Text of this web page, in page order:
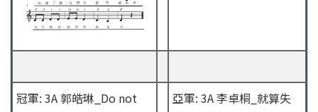
冠軍: 3A 郭皓琳_Do not
亞軍: 3A 李卓桐_就算失